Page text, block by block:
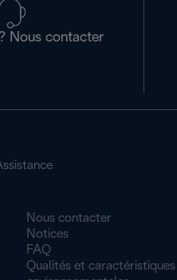
Nous contacter
Nous contacter
Notices
FAQ
Qualités et caractéristiques